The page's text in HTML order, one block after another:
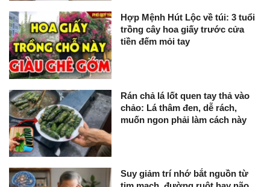
Hợp Mệnh Hút Lộc về túi: 3 tuổi
trồng cây hoa giấy trước cửa
tiền đếm mỏi tay
Rán chả lá lốt quen tay thả vào
chảo: Lá thâm đen, dễ rách,
muốn ngon phải làm cách này
Suy giảm trí nhớ bắt nguồn từ